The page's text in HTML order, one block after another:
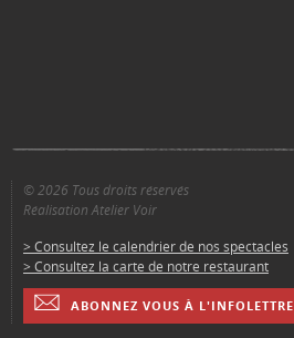
© 2026 Tous droits réservés
Réalisation Atelier Voir
> Consultez le calendrier de nos spectacles
> Consultez la carte de notre restaurant
ABONNEZ VOUS À L'INFOLETTRE